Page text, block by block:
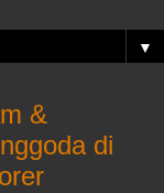
▼
&
di